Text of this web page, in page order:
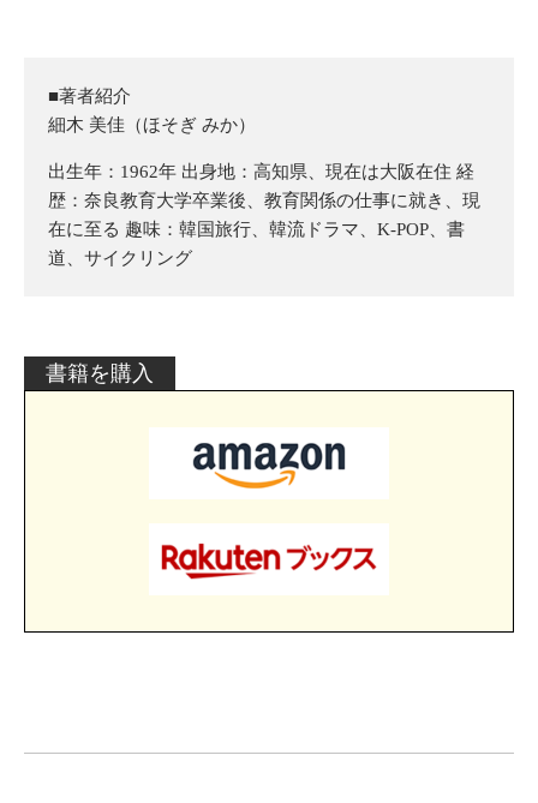
■著者紹介
細木 美佳（ほそぎ みか）
出生年：1962年 出身地：高知県、現在は大阪在住 経
歴：奈良教育大学卒業後、教育関係の仕事に就き、現
在に至る 趣味：韓国旅行、韓流ドラマ、K-POP、書
道、サイクリング
書籍を購入